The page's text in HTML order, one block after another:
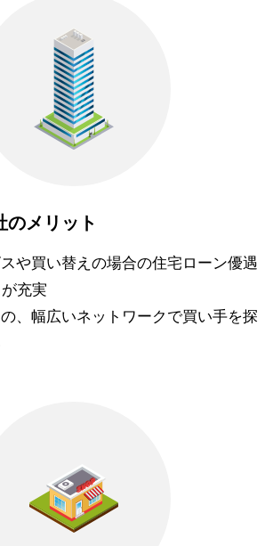
のメリット
や買い替えの場合の住宅ローン優遇
充実
、幅広いネットワークで買い手を探